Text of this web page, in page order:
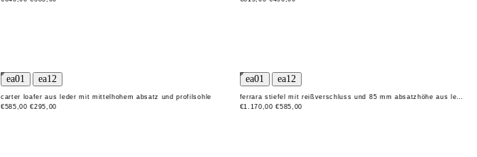
carter loafer aus leder mit mittelhohem absatz und profilsohle
€585,00 €295,00
ferrara stiefel mit reißverschluss und 85 mm absatzhöhe aus leder
€1.170,00 €585,00